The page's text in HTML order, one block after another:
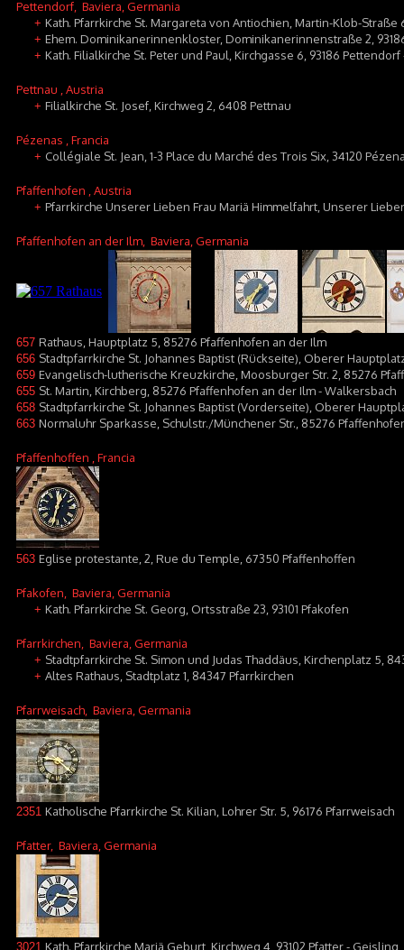
Pettendorf , Baviera, Germania
+ Kath. Pfarrkirche St. Margareta von Antiochien, Martin-Klob-Straße
+ Ehem. Dominikanerinnenkloster, Dominikanerinnenstraße 2,
+ Kath. Filialkirche St. Peter und Paul, Kirchgasse 6, 93186
Pettnau , Austria
+ Filialkirche St. Josef, Kirchweg 2, 6408 Pettnau
Pézenas , Francia
+ Collégiale St. Jean, 1-3 Place du Marché des Trois Six, 34120
Pfaffenhofen , Austria
+ Pfarrkirche Unserer Lieben Frau Mariä Himmelfahrt, Unserer
Pfaffenhofen an der Ilm , Baviera, Germania
657 Rathaus, Hauptplatz 5, 85276 Pfaffenhofen an der Ilm
656 Stadtpfarrkirche St. Johannes Baptist (Rückseite), Oberer
659 Evangelisch-lutherische Kreuzkirche, Moosburger Str. 2, 85276
655 St. Martin, Kirchberg, 85276 Pfaffenhofen an der Ilm - Walkersbach
658 Stadtpfarrkirche St. Johannes Baptist (Vorderseite), Oberer
663 Normaluhr Sparkasse, Schulstr./Münchener Str., 85276
Pfaffenhoffen , Francia
563 Eglise protestante, 2, Rue du Temple, 67350 Pfaffenhoffen
Pfakofen , Baviera, Germania
+ Kath. Pfarrkirche St. Georg, Ortsstraße 23, 93101 Pfakofen
Pfarrkirchen , Baviera, Germania
+ Stadtpfarrkirche St. Simon und Judas Thaddäus, Kirchenplatz 5,
+ Altes Rathaus, Stadtplatz 1, 84347 Pfarrkirchen
Pfarrweisach , Baviera, Germania
2351 Katholische Pfarrkirche St. Kilian, Lohrer Str. 5, 96176 Pfarrweisach
Pfatter, Baviera, Germania
3021 Kath. Pfarrkirche Mariä Geburt, Kirchweg 4, 93102 Pfatter - Geisling